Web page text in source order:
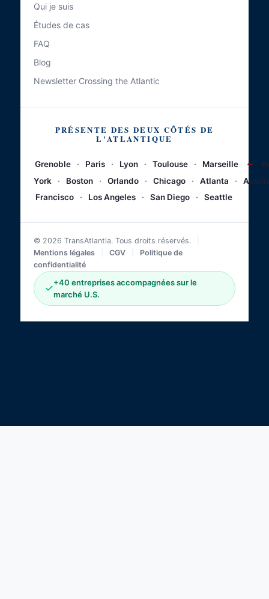
Qui je suis
Études de cas
FAQ
Blog
Newsletter Crossing the Atlantic
PRÉSENTE DES DEUX CÔTÉS DE
L'ATLANTIQUE
Grenoble · Paris · Lyon · Toulouse · Marseille ~
York
· Boston · Orlando · Chicago · Atlanta ·
Austin
Francisco
· Los Angeles · San Diego · Seattle
© 2026 TransAtlantia. Tous droits réservés.
Mentions légales
CGV
Politique de
confidentialité
+40 entreprises accompagnées sur le
marché U.S.